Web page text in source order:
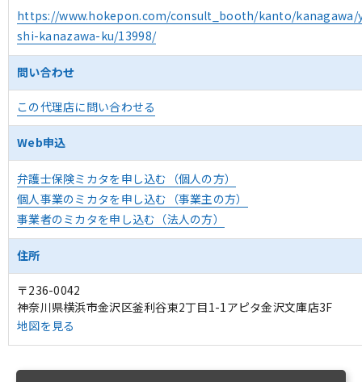
https://www.hokepon.com/consult_booth/kanto/kanagawa/
shi-kanazawa-ku/13998/
問い合わせ
この代理店に問い合わせる
Web申込
弁護士保険ミカタを申し込む（個人の方）
個人事業のミカタを申し込む（事業主の方）
事業者のミカタを申し込む（法人の方）
住所
〒236-0042
神奈川県横浜市金沢区釜利谷東2丁目1-1アピタ金沢文庫店3F
地図を見る